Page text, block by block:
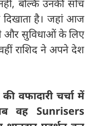
बल्कि उनकी सोच
दिखाता है। जहां आज
और सुविधाओं के लिए
राशिद ने अपने देश
वफादारी चर्चा में
वह Sunrisers